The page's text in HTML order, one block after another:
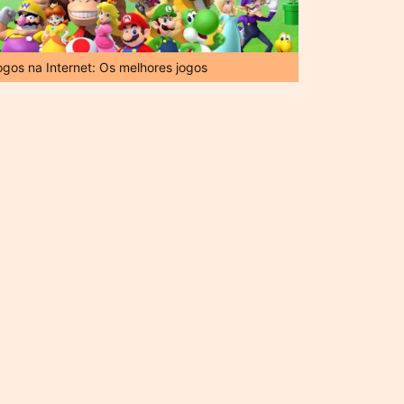
na Internet: Os melhores jogos